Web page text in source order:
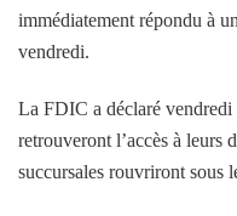
immédiatement répondu à
vendredi.
La FDIC a déclaré vendredi
retrouveront l’accès à leurs
succursales rouvriront sous